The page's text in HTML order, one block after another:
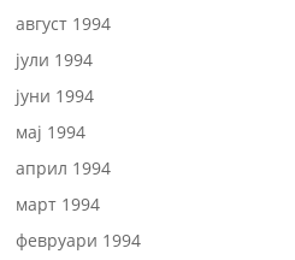
август 1994
јули 1994
јуни 1994
мај 1994
април 1994
март 1994
февруари 1994